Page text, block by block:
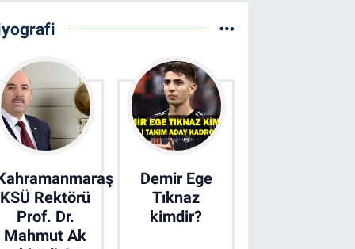
KSÜ Rektörü
Prof. Dr.
Mahmut Ak
Demir Ege
Tıknaz
kimdir?